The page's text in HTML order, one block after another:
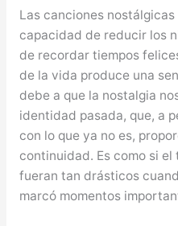
Las canciones
capacidad de reducir los
de recordar tiempos
de la vida produce una
debe a que la nostalgia
identidad pasada, que, a
con lo que ya no es,
continuidad. Es como si
fueran tan drásticos
marcó momentos